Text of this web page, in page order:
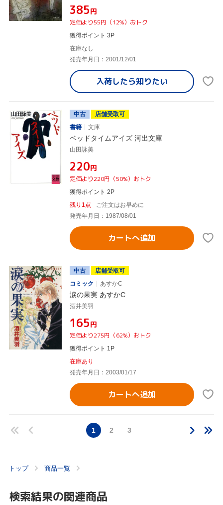
¥385円
定価より55円（12%）おトク
獲得ポイント 3P
在庫なし
発売年月日：2001/12/01
入荷したら知りたい
中古
店舗受取可
書籍
文庫
ベッドタイムアイズ 河出文庫
山田詠美
¥220円
定価より220円（50%）おトク
獲得ポイント 2P
残り1点
ご注文はお早めに
発売年月日：1987/08/01
カートへ追加
中古
店舗受取可
コミック
あすかC
涙の果実 あすかC
酒井美羽
¥165円
定価より275円（62%）おトク
獲得ポイント 1P
在庫あり
発売年月日：2003/01/17
カートへ追加
1 2 3
トップ 商品一覧
検索結果の関連商品